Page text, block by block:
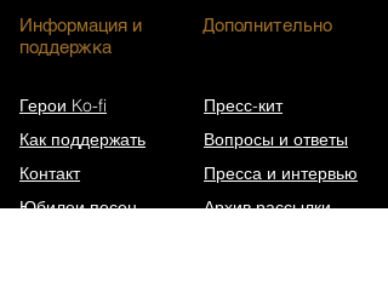
Информация и
поддержка
Дополнительно
Герои Ko-fi
Как поддержать
Контакт
Юбилеи песен
Пресс-кит
Вопросы и ответы
Пресса и интервью
Архив рассылки